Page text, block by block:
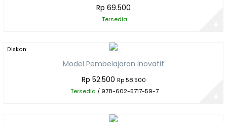
Rp 69.500
Tersedia
Diskon
Model Pembelajaran Inovatif
Rp 52.500 Rp 58.500
Tersedia / 978-602-5717-59-7